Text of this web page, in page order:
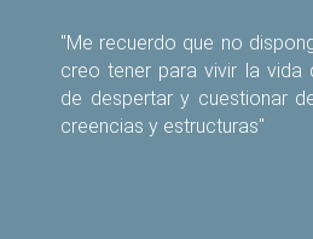
"Me recuerdo que no
creo tener para vivir la vida
de despertar y cuestionar
creencias y estructuras"